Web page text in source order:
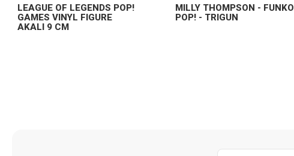
LEAGUE OF LEGENDS POP!
GAMES VINYL FIGURE
AKALI 9 CM
MILLY THOMPSON - FUNKO
POP! - TRIGUN